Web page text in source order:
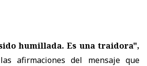
humillada. Es una traidora",
afirmaciones del mensaje que